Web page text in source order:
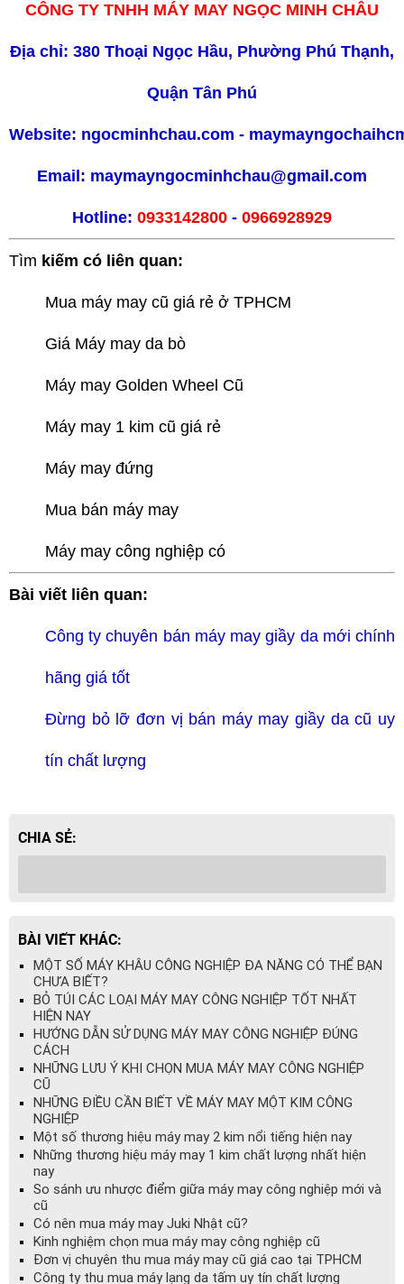
CÔNG TY TNHH MÁY MAY NGỌC MINH CHÂU
Địa chỉ: 380 Thoại Ngọc Hầu, Phường Phú Thạnh,
Quận Tân Phú
Website: ngocminhchau.com -
Email: maymayngocminhchau@gmail.com
Hotline: 0933142800 - 0966928929
Tìm kiếm có liên quan:
Mua máy may cũ giá rẻ ở TPHCM
Giá Máy may da bò
Máy may Golden Wheel Cũ
Máy may 1 kim cũ giá rẻ
Máy may đứng
Mua bán máy may
Máy may công nghiệp có
Bài viết liên quan:
Công ty chuyên bán máy may giầy da mới chính
hãng giá tốt
Đừng bỏ lỡ đơn vị bán máy may giầy da cũ uy
tín chất lượng
CHIA SẺ:
BÀI VIẾT KHÁC:
MỘT SỐ MÁY KHÂU CÔNG NGHIỆP ĐA NĂNG CÓ THỂ BẠN
CHƯA BIẾT?
BỎ TÚI CÁC LOẠI MÁY MAY CÔNG NGHIỆP TỐT NHẤT
HIỆN NAY
HƯỚNG DẪN SỬ DỤNG MÁY MAY CÔNG NGHIỆP ĐÚNG
CÁCH
NHỮNG LƯU Ý KHI CHỌN MUA MÁY MAY CÔNG NGHIỆP
CŨ
NHỮNG ĐIỀU CẦN BIẾT VỀ MÁY MAY MỘT KIM CÔNG
NGHIỆP
Một số thương hiệu máy may 2 kim nổi tiếng hiện nay
Những thương hiệu máy may 1 kim chất lượng nhất hiện
nay
So sánh ưu nhược điểm giữa máy may công nghiệp mới và
cũ
Có nên mua máy may Juki Nhật cũ?
Kinh nghiệm chọn mua máy may công nghiệp cũ
Đơn vị chuyên thu mua máy may cũ giá cao tại TPHCM
Công ty thu mua máy lạng da tấm uy tín chất lượng